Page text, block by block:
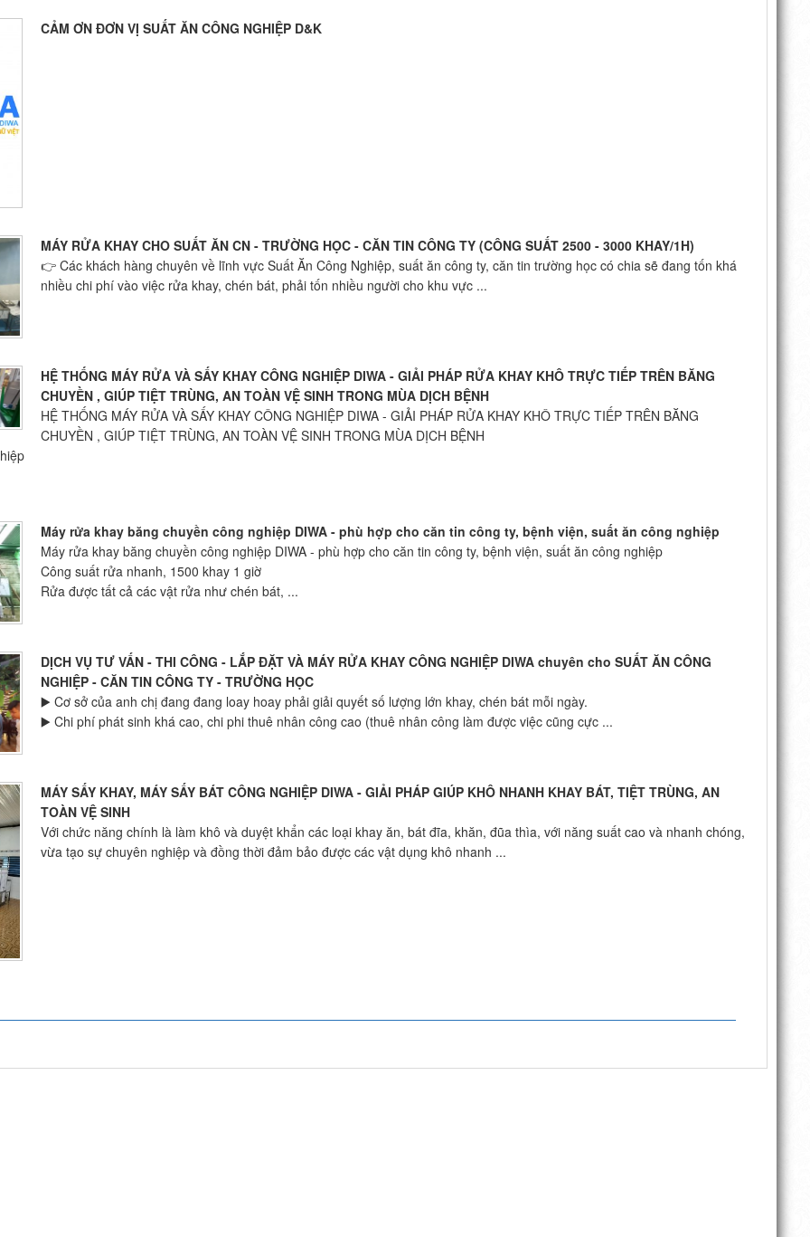
CẢM ƠN ĐƠN VỊ SUẤT ĂN CÔNG NGHIỆP D&K
MÁY RỬA KHAY CHO SUẤT ĂN CN - TRƯỜNG HỌC - CĂN TIN CÔNG TY (CÔNG SUẤT 2500 - 3000 KHAY/1H)
👉 Các khách hàng chuyên về lĩnh vực Suất Ăn Công Nghiệp, suất ăn công ty, căn tin trường học có chia sẽ đang tốn khá
nhiều chi phí vào việc rửa khay, chén bát, phải tốn nhiều người cho khu vực ...
HỆ THỐNG MÁY RỬA VÀ SẤY KHAY CÔNG NGHIỆP DIWA - GIẢI PHÁP RỬA KHAY KHÔ TRỰC TIẾP TRÊN BĂNG
CHUYỀN , GIÚP TIỆT TRÙNG, AN TOÀN VỆ SINH TRONG MÙA DỊCH BỆNH
HỆ THỐNG MÁY RỬA VÀ SẤY KHAY CÔNG NGHIỆP DIWA - GIẢI PHÁP RỬA KHAY KHÔ TRỰC TIẾP TRÊN BĂNG
CHUYỀN , GIÚP TIỆT TRÙNG, AN TOÀN VỆ SINH TRONG MÙA DỊCH BỆNH
Máy rửa khay băng chuyền công nghiệp DIWA - phù hợp cho căn tin công ty, bệnh viện, suất ăn công nghiệp
Máy rửa khay băng chuyền công nghiệp DIWA - phù hợp cho căn tin công ty, bệnh viện, suất ăn công nghiệp
Công suất rửa nhanh, 1500 khay 1 giờ
Rửa được tất cả các vật rửa như chén bát, ...
DỊCH VỤ TƯ VẤN - THI CÔNG - LẮP ĐẶT VÀ MÁY RỬA KHAY CÔNG NGHIỆP DIWA chuyên cho SUẤT ĂN CÔNG
NGHIỆP - CĂN TIN CÔNG TY - TRƯỜNG HỌC
▶️ Cơ sở của anh chị đang đang loay hoay phải giải quyết số lượng lớn khay, chén bát mỗi ngày.
▶️ Chi phí phát sinh khá cao, chi phi thuê nhân công cao (thuê nhân công làm được việc cũng cực ...
MÁY SẤY KHAY, MÁY SẤY BÁT CÔNG NGHIỆP DIWA - GIẢI PHÁP GIÚP KHÔ NHANH KHAY BÁT, TIỆT TRÙNG, AN
TOÀN VỆ SINH
Với chức năng chính là làm khô và duyệt khẩn các loại khay ăn, bát đĩa, khăn, đũa thìa, với năng suất cao và nhanh chóng,
vừa tạo sự chuyên nghiệp và đồng thời đảm bảo được các vật dụng khô nhanh ...